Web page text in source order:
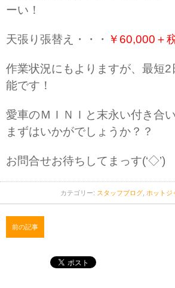
ーい！
天張り張替え・・・ ￥60,000＋
作業状況にもよりますが、最短
能です！
愛車のＭＩＮＩと末永い付き合
まずはいかがでしょうか？？
お問合せお待ちしてまっす(‘◇’)ゞ
カテゴリー: スタッフブログ ホットジ
前の記事